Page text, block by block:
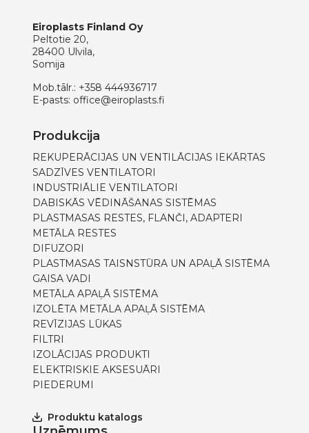
Eiroplasts Finland Oy
Peltotie 20,
28400 Ulvila,
Somija
Mob.tālr.: +358 444936717
E-pasts: office@eiroplasts.fi
Produkcija
REKUPERĀCIJAS UN VENTILĀCIJAS IEKĀRTAS
SADZĪVES VENTILATORI
INDUSTRIĀLIE VENTILATORI
DABISKĀS VĒDINĀŠANAS SISTĒMAS
PLASTMASAS RESTES, FLANČI, ADAPTERI
METĀLA RESTES
DIFUZORI
PLASTMASAS TAISNSTŪRA UN APAĻĀ SISTĒMA
GAISA VADI
METĀLA APAĻĀ SISTĒMA
IZOLĒTA METĀLA APAĻĀ SISTĒMA
REVĪZIJAS LŪKAS
FILTRI
IZOLĀCIJAS PRODUKTI
ELEKTRISKIE AKSESUĀRI
PIEDERUMI
Produktu katalogs